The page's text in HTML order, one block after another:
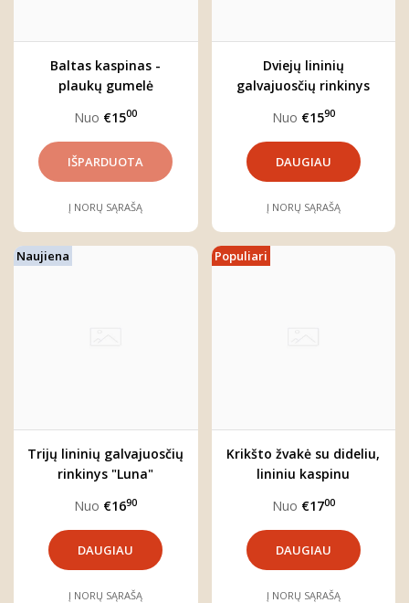
Baltas kaspinas -
plaukų gumelė
Nuo €1500
Į NORŲ SĄRAŠĄ
Dviejų lininių
galvajuosčių rinkinys
Nuo €1590
DAUGIAU
Į NORŲ SĄRAŠĄ
Naujiena
Trijų lininių galvajuosčių
rinkinys "Luna"
Nuo €1690
DAUGIAU
Į NORŲ SĄRAŠĄ
Populiari
Krikšto žvakė su dideliu,
lininiu kaspinu
Nuo €1700
DAUGIAU
Į NORŲ SĄRAŠĄ